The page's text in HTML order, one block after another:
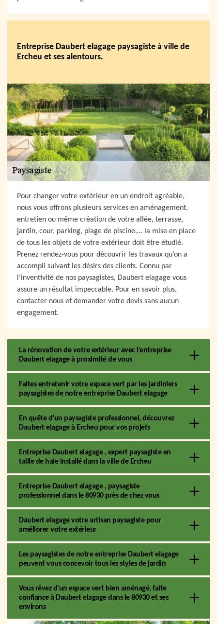
Entreprise Daubert elagage paysagiste à ville de
Ercheu et ses alentours.
Pour changer votre extérieur en un endroit agréable,
nous vous offrons plusieurs services en aménagement,
entretien ou même création de votre allée, terrasse,
jardin, cour, parking, plage de piscine,… la mise en place
de tous les objets de votre extérieur doit être étudié.
Prenez rendez-vous pour découvrir les travaux qu’on a
accompli suivant les désirs des clients. Connu par
l’inventivité de nos paysagistes, Daubert elagage vous
assure un résultat impeccable. Pour en savoir plus,
contacter nous et demander votre devis sans aucun
engagement.
La rénovation de votre extérieur avec l’entreprise
Daubert elagage à proximité de vous
Faites entretenir votre espace vert par les jardiniers
paysagistes de notre entreprise Daubert elagage
En quête d’un paysagiste professionnel, découvrez
Daubert elagage à Ercheu pour vos projets
Entreprise Daubert elagage , expert paysagiste en
taille de haie installé dans la ville de Ercheu
Entreprise Daubert elagage , paysagiste
professionnel dans le 80930 près de chez vous
Daubert elagage votre artisan paysagiste pour
améliorer votre extérieur
Les paysagistes de notre entreprise Daubert elagage
peuvent vous concevoir tous les styles de jardin
Vous rêvez d’un espace vert bien aménagé, faite
confiance à Daubert elagage dans le 80930 et ses
environs